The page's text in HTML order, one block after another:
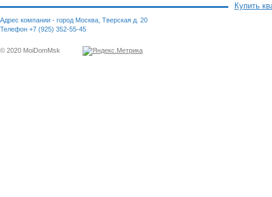
Купить
Адрес компании - город Москва, Тверская д. 20
Телефон +7 (925) 352-55-45
© 2020 MoiDomMsk